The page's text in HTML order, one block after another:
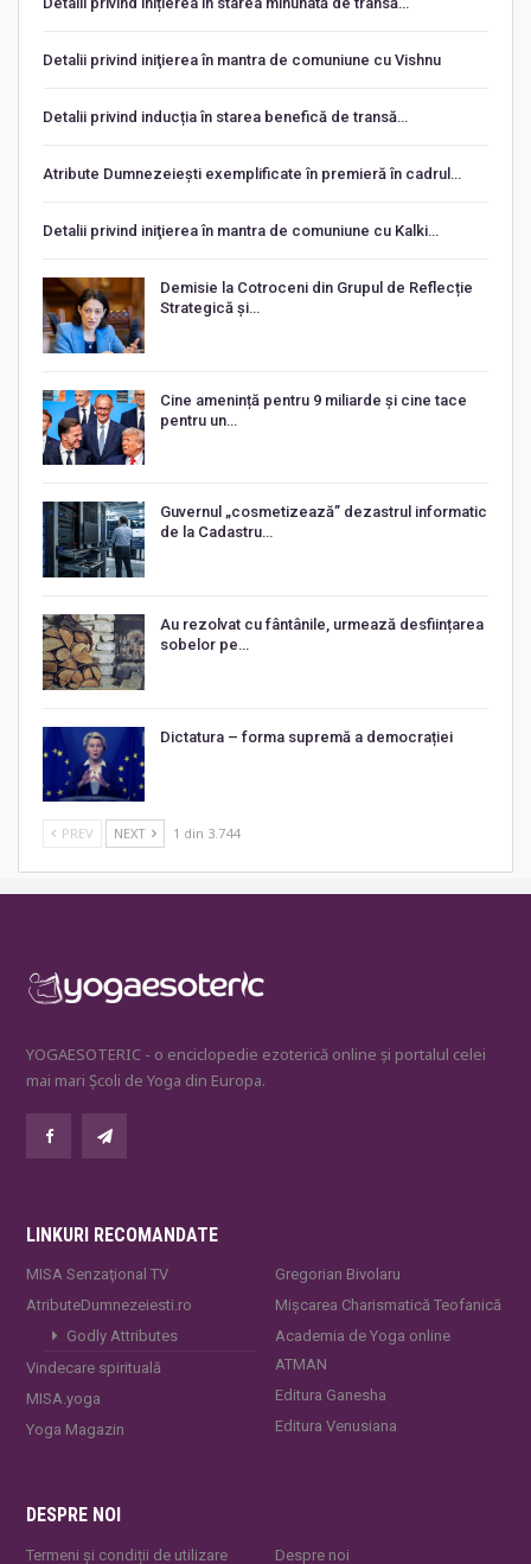
Detalii privind iniţierea în mantra de comuniune cu Vishnu
Detalii privind inducția în starea benefică de transă…
Atribute Dumnezeiești exemplificate în premieră în cadrul…
Detalii privind iniţierea în mantra de comuniune cu Kalki…
Demisie la Cotroceni din Grupul de Reflecție
Strategică și…
Cine amenință pentru 9 miliarde și cine tace
pentru un…
Guvernul „cosmetizează” dezastrul informatic
de la Cadastru…
Au rezolvat cu fântânile, urmează desființarea
sobelor pe…
Dictatura – forma supremă a democrației
PREV NEXT 1 din 3.744
YOGAESOTERIC - o enciclopedie ezoterică online și portalul celei
mai mari Școli de Yoga din Europa.
LINKURI RECOMANDATE
MISA Senzaţional TV
AtributeDumnezeiesti.ro
Godly Attributes
Vindecare spirituală
MISA.yoga
Yoga Magazin
Gregorian Bivolaru
Mișcarea Charismatică Teofanică
Academia de Yoga online
ATMAN
Editura Ganesha
Editura Venusiana
DESPRE NOI
Termeni și condiții de utilizare Despre noi